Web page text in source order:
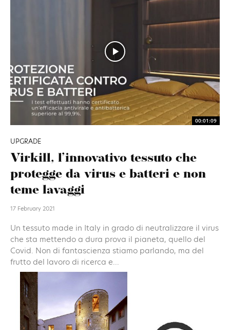
00:01:09
UPGRADE
Virkill, l’innovativo tessuto che
protegge da virus e batteri e non
teme lavaggi
17 February 2021
Un tessuto made in Italy in grado di neutralizzare il virus
che sta mettendo a dura prova il pianeta, quello del
Covid. Non di fantascienza stiamo parlando, ma del
frutto del lavoro di ricerca e...